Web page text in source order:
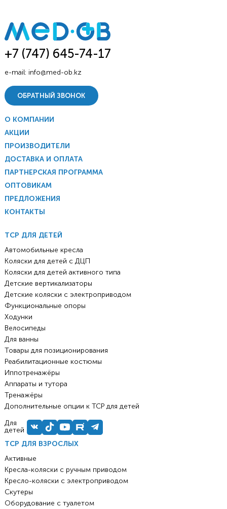
+7 (747) 645-74-17
e-mail: info@med-ob.kz
ОБРАТНЫЙ ЗВОНОК
О КОМПАНИИ
АКЦИИ
ПРОИЗВОДИТЕЛИ
ДОСТАВКА И ОПЛАТА
ПАРТНЕРСКАЯ ПРОГРАММА
ОПТОВИКАМ
ПРЕДЛОЖЕНИЯ
КОНТАКТЫ
ТСР ДЛЯ ВЗРОСЛЫХ
Активные
Кресла-коляски с ручным приводом
Кресло-коляски с электроприводом
Скутеры
Оборудование с туалетом
ТСР ДЛЯ ДЕТЕЙ
Автомобильные кресла
Коляски для детей с ДЦП
Коляски для детей активного типа
Детские вертикализаторы
Детские коляски с электроприводом
Функциональные опоры
Ходунки
Велосипеды
Для ванны
Товары для позиционирования
Реабилитационные костюмы
Иппотренажёры
Аппараты и тутора
Тренажёры
Дополнительные опции к ТСР для детей
Для
детей